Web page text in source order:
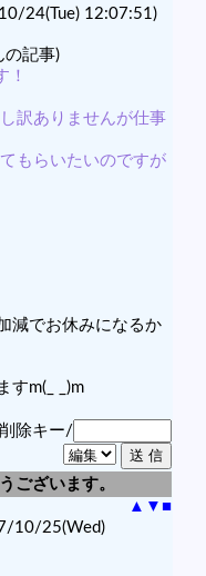
24(Tue) 12:07:51)
の記事)
！
訳ありませんが仕事
もらいたいのですが
減でお休みになるか
すm(_ _)m
削除キー/
ございます。
▲ ▼ ■
10/25(Wed)